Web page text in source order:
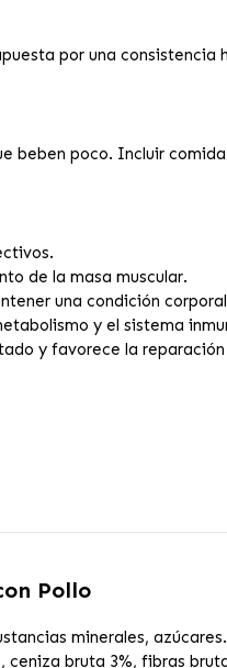
por una
beben poco. Incluir
de la masa muscular.
una condición
y el sistema
y favorece la
Pollo
minerales, azúcares.
ceniza bruta 3%, fibras